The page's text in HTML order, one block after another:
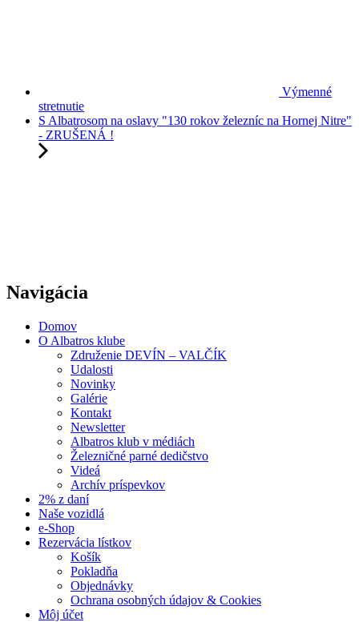
Výmenné
stretnutie
S Albatrosom na oslavy "130 rokov železníc na Hornej Nitre"
- ZRUŠENÁ !
Navigácia
Domov
O Albatros klube
Združenie DEVÍN – VALČÍK
Udalosti
Novinky
Galérie
Kontakt
Newsletter
Albatros klub v médiách
Železničné parné dedičstvo
Videá
Archív príspevkov
2% z daní
Naše vozidlá
e-Shop
Rezervácia lístkov
Košík
Pokladňa
Objednávky
Ochrana osobných údajov & Cookies
Môj účet